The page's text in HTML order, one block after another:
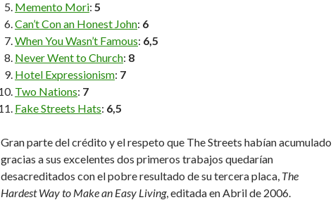
Memento Mori: 5
Can’t Con an Honest John: 6
When You Wasn’t Famous: 6,5
Never Went to Church: 8
Hotel Expressionism: 7
Two Nations: 7
Fake Streets Hats: 6,5
Gran parte del crédito y el respeto que The Streets habían acumulado
gracias a sus excelentes dos primeros trabajos quedarían
desacreditados con el pobre resultado de su tercera placa, The
Hardest Way to Make an Easy Living, editada en Abril de 2006.